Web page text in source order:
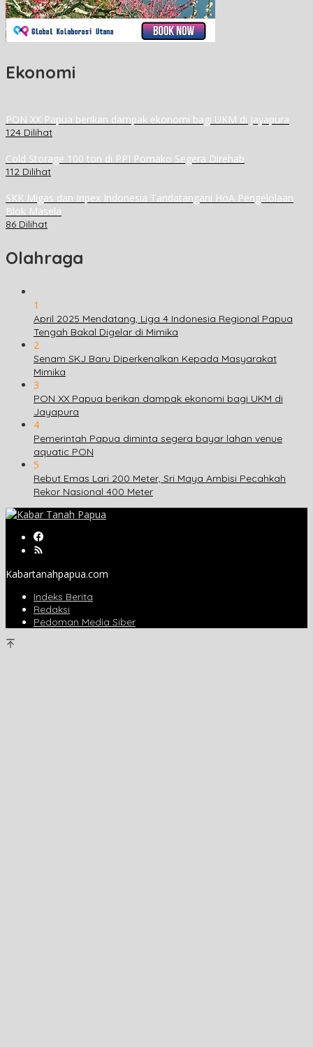
Ekonomi
PON XX Papua berikan dampak ekonomi bagi UKM di Jayapura
124 Dilihat
Cold Storage 100 ton di PPI Pomako Segera Direhab
112 Dilihat
SKK Migas dan Inpex Indonesia Tandatangani HoA Pengelolaan
Blok Masela
86 Dilihat
Olahraga
1
April 2025 Mendatang, Liga 4 Indonesia Regional Papua
Tengah Bakal Digelar di Mimika
2
Senam SKJ Baru Diperkenalkan Kepada Masyarakat
Mimika
3
PON XX Papua berikan dampak ekonomi bagi UKM di
Jayapura
4
Pemerintah Papua diminta segera bayar lahan venue
aquatic PON
5
Rebut Emas Lari 200 Meter, Sri Maya Ambisi Pecahkah
Rekor Nasional 400 Meter
Kabartanahpapua.com
Indeks Berita
Redaksi
Pedoman Media Siber